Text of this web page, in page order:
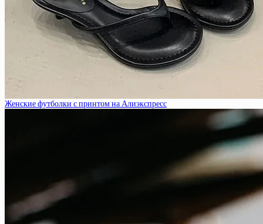
Женские футболки с принтом на Алиэкспресс